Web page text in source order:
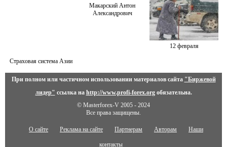
Макарский Антон
Александрович
12 февраля
Страховая система Азии
При полном или частичном использовании материалов сайта "Биржевой
лидер" ссылка на http://www.profi-forex.orgобязательна.
© Masterforex-V 2005 - 2024
Все права защищены.
О сайте Реклама на сайте Партнерам Авторам Наши
контакты